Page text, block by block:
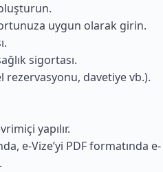
uygun olarak girin.
sigortası.
rezervasyonu, davetiye vb.).
yapılır.
e-Vize’yi PDF formatında e-